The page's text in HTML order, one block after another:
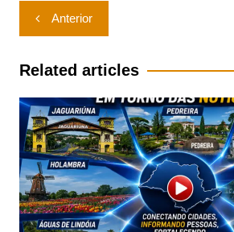
Navegação
de
Post
Anterior
Related articles